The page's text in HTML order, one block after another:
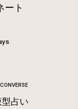
ート
CONVERSE
占い